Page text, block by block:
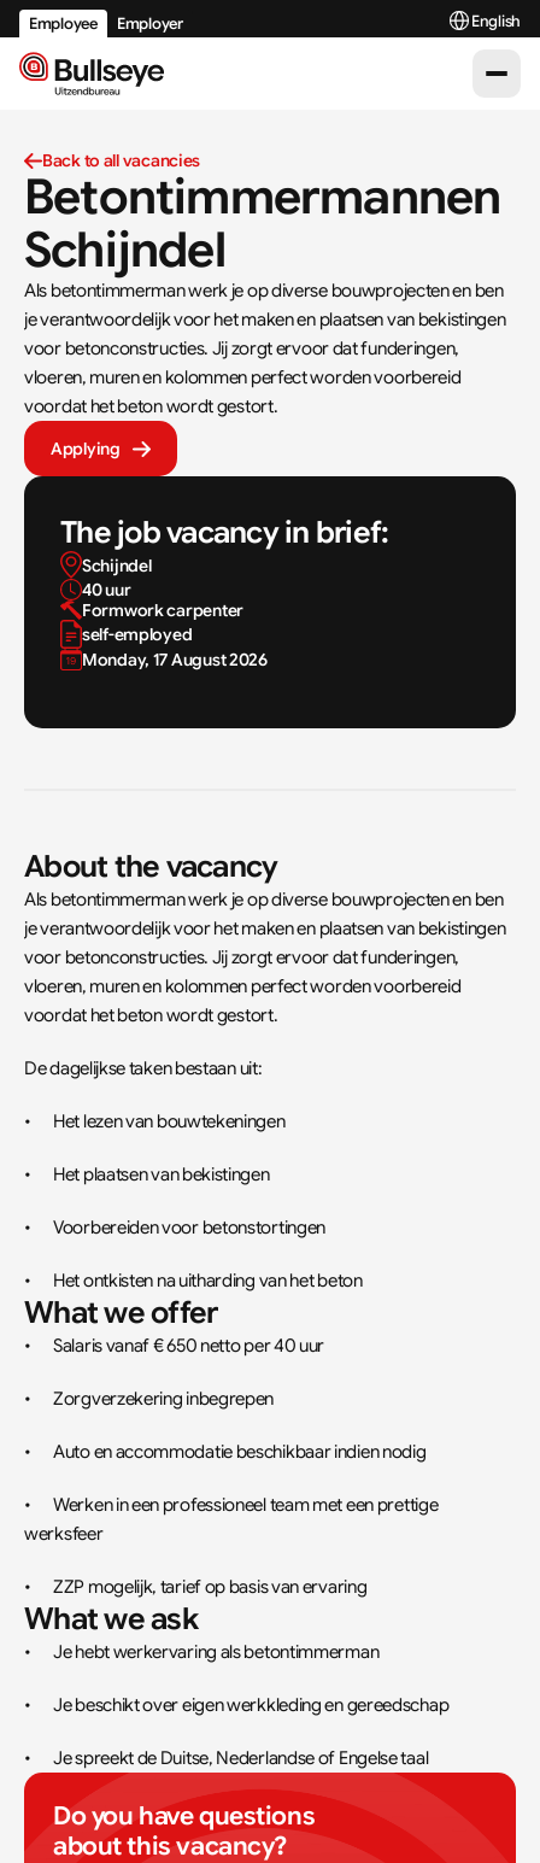
Back to all vacancies
Betontimmermannen
Schijndel
Als betontimmerman werk je op diverse bouwprojecten en ben
je verantwoordelijk voor het maken en plaatsen van bekistingen
voor betonconstructies. Jij zorgt ervoor dat funderingen,
vloeren, muren en kolommen perfect worden voorbereid
voordat het beton wordt gestort.
Applying
The job vacancy in brief:
Schijndel
40 uur
Formwork carpenter
self-employed
Monday, 17 August 2026
About the vacancy
Als betontimmerman werk je op diverse bouwprojecten en ben
je verantwoordelijk voor het maken en plaatsen van bekistingen
voor betonconstructies. Jij zorgt ervoor dat funderingen,
vloeren, muren en kolommen perfect worden voorbereid
voordat het beton wordt gestort.
De dagelijkse taken bestaan uit:
•	Het lezen van bouwtekeningen
•	Het plaatsen van bekistingen
•	Voorbereiden voor betonstortingen
•	Het ontkisten na uitharding van het beton
What we offer
•	Salaris vanaf € 650 netto per 40 uur
•	Zorgverzekering inbegrepen
•	Auto en accommodatie beschikbaar indien nodig
•	Werken in een professioneel team met een prettige
werksfeer
•	ZZP mogelijk, tarief op basis van ervaring
What we ask
•	Je hebt werkervaring als betontimmerman
•	Je beschikt over eigen werkkleding en gereedschap
•	Je spreekt de Duitse, Nederlandse of Engelse taal
Do you have questions
about this vacancy?
Employee Employer SelectEnglish